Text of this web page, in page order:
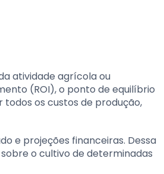
atividade agrícola ou
(ROI), o ponto de equilíbrio
os custos de produção,
e projeções financeiras. Dessa
o cultivo de determinadas